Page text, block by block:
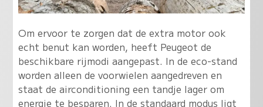
Om ervoor te zorgen dat de extra motor ook
echt benut kan worden, heeft Peugeot de
beschikbare rijmodi aangepast. In de eco-stand
worden alleen de voorwielen aangedreven en
staat de airconditioning een tandje lager om
energie te besparen. In de standaard modus ligt